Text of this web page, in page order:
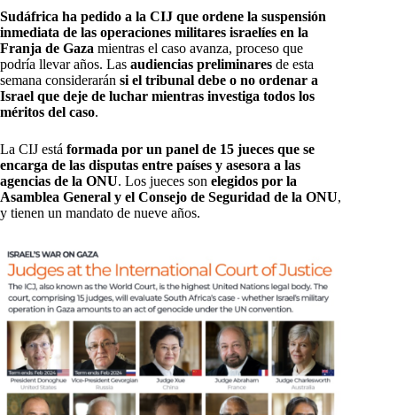
Sudáfrica ha pedido a la CIJ que ordene la suspensión
inmediata de las operaciones militares israelíes en la
Franja de Gaza mientras el caso avanza, proceso que
podría llevar años. Las audiencias preliminares de esta
semana considerarán si el tribunal debe o no ordenar a
Israel que deje de luchar mientras investiga todos los
méritos del caso.
La CIJ está formada por un panel de 15 jueces que se
encarga de las disputas entre países y asesora a las
agencias de la ONU. Los jueces son elegidos por la
Asamblea General y el Consejo de Seguridad de la ONU,
y tienen un mandato de nueve años.